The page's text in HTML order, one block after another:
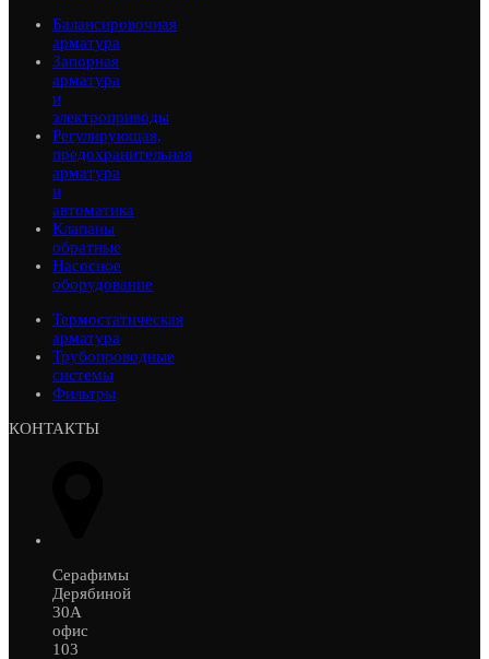
Балансировочная
арматура
Запорная
арматура
и
электроприводы
Регулирующая,
предохранительная
арматура
и
автоматика
Клапаны
обратные
Насосное
оборудование
Термостатическая
арматура
Трубопроводные
системы
Фильтры
КОНТАКТЫ
Серафимы
Дерябиной
30А
офис
103